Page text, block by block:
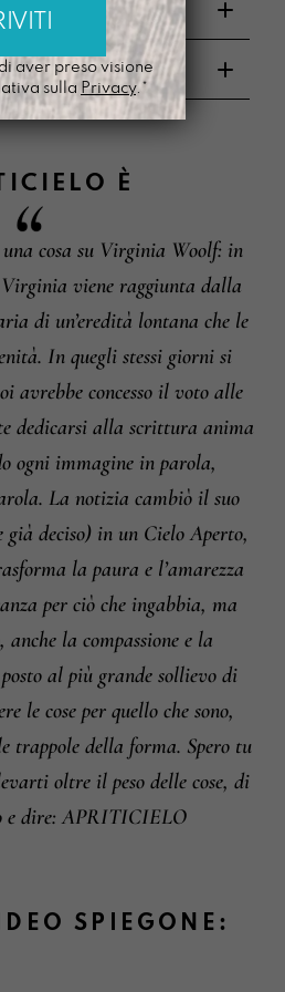
e resi
e resi
È
cosa su Virginia Woolf: in
viene raggiunta dalla
di un’eredità lontana che le
In quegli stessi giorni si
avrebbe concesso il voto alle
dedicarsi alla scrittura anima
ogni immagine in parola,
La notizia cambiò il suo
già deciso) in un Cielo Aperto,
la paura e l’amarezza
per ciò che ingabbia, ma
anche la compassione e la
al più grande sollievo di
le cose per quello che sono,
trappole della forma. Spero tu
oltre il peso delle cose, di
e dire: APRITICIELO
SPIEGONE:
aver preso visione
sulla Privacy.*